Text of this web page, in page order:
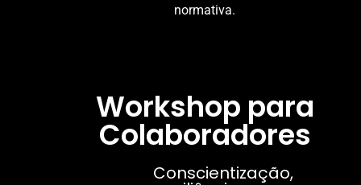
normativa.
Workshop para
Colaboradores
Conscientização,